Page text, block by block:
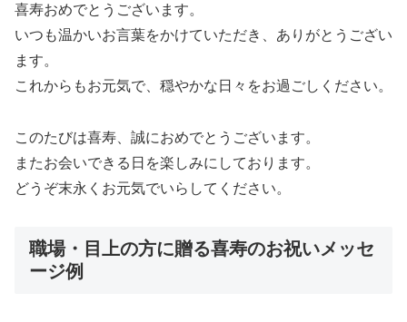
喜寿おめでとうございます。
いつも温かいお言葉をかけていただき、ありがとうござい
ます。
これからもお元気で、穏やかな日々をお過ごしください。
このたびは喜寿、誠におめでとうございます。
またお会いできる日を楽しみにしております。
どうぞ末永くお元気でいらしてください。
職場・目上の方に贈る喜寿のお祝いメッセ
ージ例